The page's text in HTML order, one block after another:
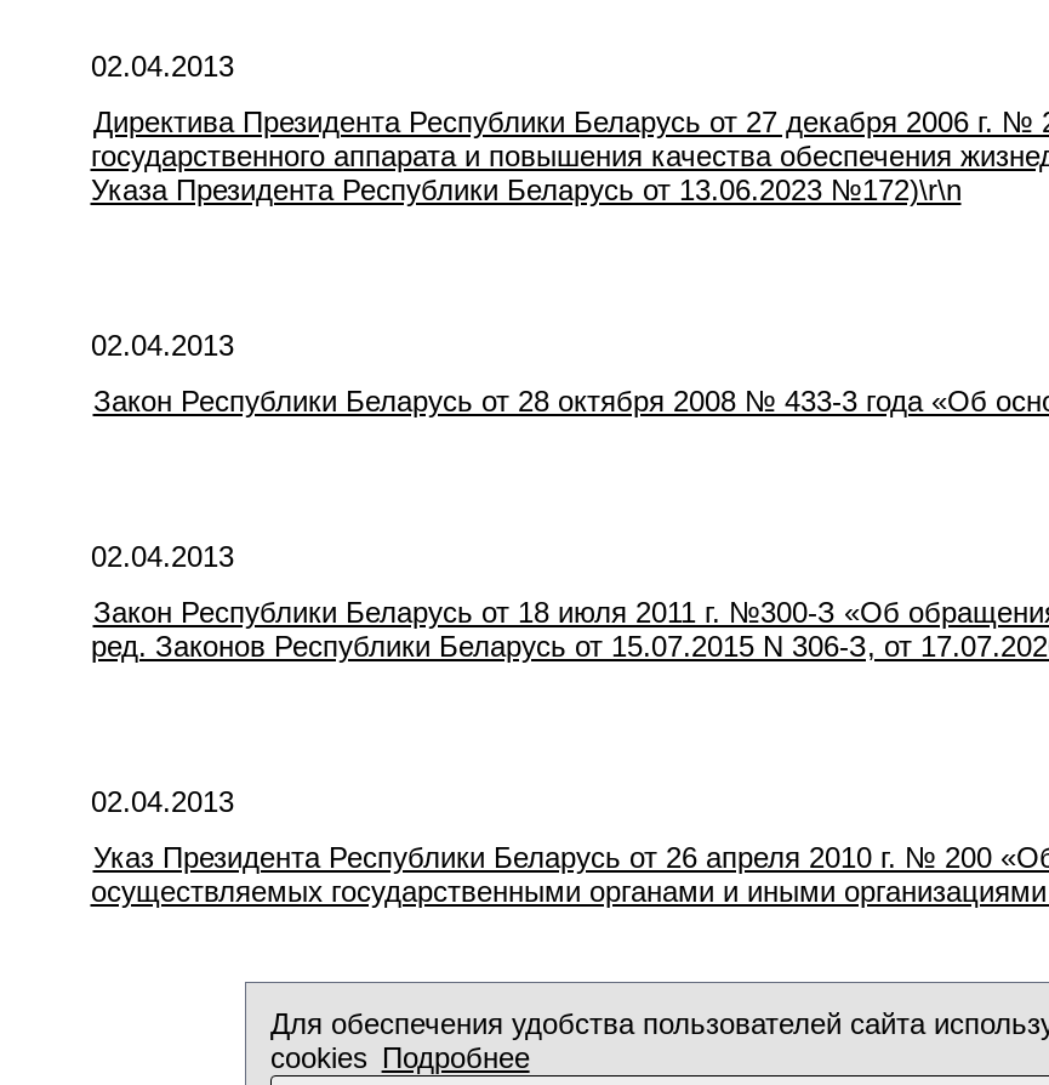
02.04.2013
Директива Президента Республики Беларусь от 27 декабря 2006 г.
государственного аппарата и повышения качества обеспечения
Указа Президента Республики Беларусь от 13.06.2023 №172)\r\n
02.04.2013
Закон Республики Беларусь от 28 октября 2008 № 433-3 года «Об
02.04.2013
Закон Республики Беларусь от 18 июля 2011 г. №300-З «Об
ред. Законов Республики Беларусь от 15.07.2015 N 306-З, от
02.04.2013
Указ Президента Республики Беларусь от 26 апреля 2010 г. № 200
осуществляемых государственными органами и иными
Для обеспечения удобства пользователей сайта
cookies Подробнее